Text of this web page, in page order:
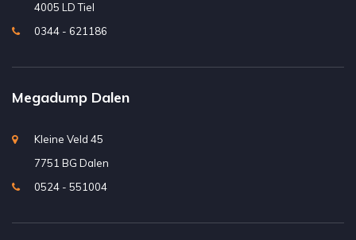
4005 LD Tiel
0344 - 621186
Megadump Dalen
Kleine Veld 45
7751 BG Dalen
0524 - 551004